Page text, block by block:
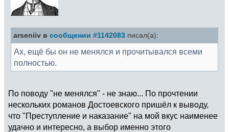
arseniiv в сообщении #1142083 писал(а):
Ах, ещё бы он не менялся и прочитывался всеми
полностью.
По поводу "не менялся" - не знаю... По прочтении
нескольких романов Достоевского пришёл к выводу,
что "Преступление и наказание" на мой вкус наименее
удачно и интересно, а выбор именно этого